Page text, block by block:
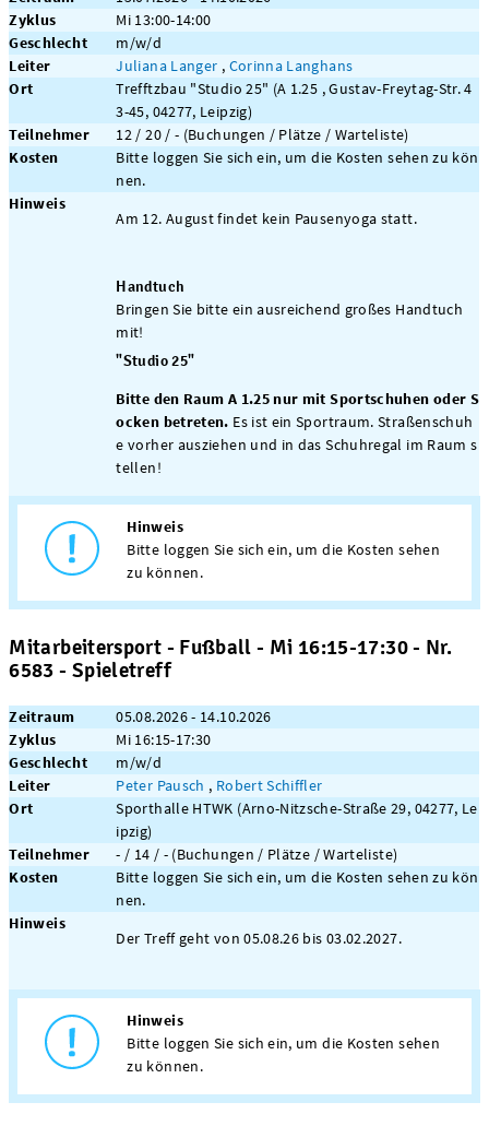
Zyklus
Mi 13:00-14:00
Geschlecht
m/w/d
Leiter
Juliana Langer , Corinna Langhans
Ort
Trefftzbau "Studio 25" (A 1.25 , Gustav-Freytag-Str. 4
3-45, 04277, Leipzig)
Teilnehmer
12 / 20 / - (Buchungen / Plätze / Warteliste)
Kosten
Bitte loggen Sie sich ein, um die Kosten sehen zu kön
nen.
Hinweis
Am 12. August findet kein Pausenyoga statt.
Handtuch
Bringen Sie bitte ein ausreichend großes Handtuch
mit!
"Studio 25"
Bitte den Raum A 1.25 nur mit Sportschuhen oder S
ocken betreten. Es ist ein Sportraum. Straßenschuh
e vorher ausziehen und in das Schuhregal im Raum s
tellen!
Hinweis
Bitte loggen Sie sich ein, um die Kosten sehen
zu können.
Mitarbeitersport - Fußball - Mi 16:15-17:30 - Nr.
6583 - Spieletreff
Zeitraum
05.08.2026 - 14.10.2026
Zyklus
Mi 16:15-17:30
Geschlecht
m/w/d
Leiter
Peter Pausch , Robert Schiffler
Ort
Sporthalle HTWK (Arno-Nitzsche-Straße 29, 04277, Le
ipzig)
Teilnehmer
- / 14 / - (Buchungen / Plätze / Warteliste)
Kosten
Bitte loggen Sie sich ein, um die Kosten sehen zu kön
nen.
Hinweis
Der Treff geht von 05.08.26 bis 03.02.2027.
Hinweis
Bitte loggen Sie sich ein, um die Kosten sehen
zu können.